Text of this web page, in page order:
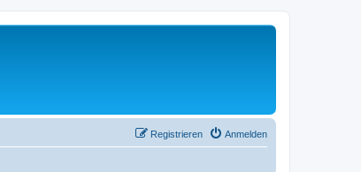
Anmelden
Registrieren